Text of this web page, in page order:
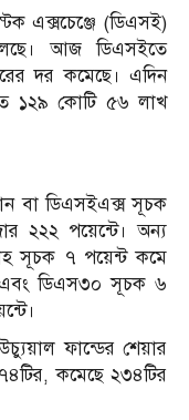
এক্সচেঞ্জে (ডিএসই)
আজ ডিএসইতে
দর কমেছে। এদিন
১২৯ কোটি ৫৬ লাখ
বা ডিএসইএক্স সূচক
২২২ পয়েন্টে। অন্য
সূচক ৭ পয়েন্ট কমে
এবং ডিএস৩০ সূচক ৬
ফান্ডের শেয়ার
কমেছে ২৩৪টির